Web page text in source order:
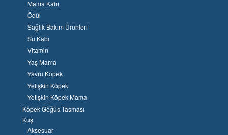
Mama Kabı
Ödül
Sağlık Bakım Ürünleri
Su Kabı
Vitamin
Yaş Mama
Yavru Köpek
Yetişkin Köpek
Yetişkin Köpek Mama
Köpek Göğüs Tasması
Kuş
Aksesuar